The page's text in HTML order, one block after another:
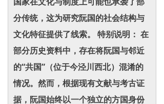
分传统，这为研究阮国的社会结构与
文化特征提供了线索。 特别说明： 在
部分历史资料中，存在将阮国与邻近
的“共国”（位于今泾川西北）混淆的
情况。然而，根据现有文献与考古证
据，阮国始终以一个独立的方国身份